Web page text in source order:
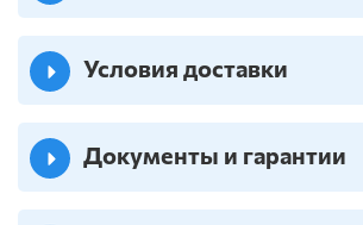
Условия доставки
Документы и гарантии